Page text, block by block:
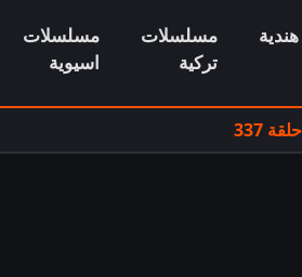
مسلسلات
تركية
مسلسلات
اسيوية
337